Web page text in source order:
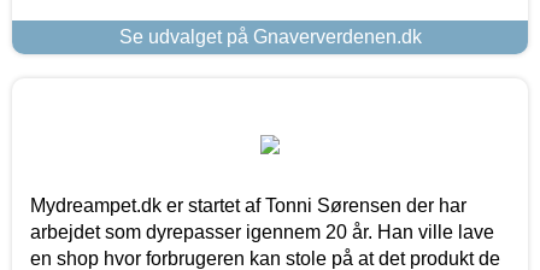
Se udvalget på Gnaververdenen.dk
Mydreampet.dk er startet af Tonni Sørensen der har
arbejdet som dyrepasser igennem 20 år. Han ville lave
en shop hvor forbrugeren kan stole på at det produkt de